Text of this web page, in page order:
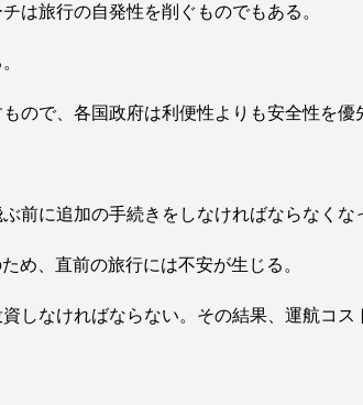
は旅行の自発性を削ぐものでもある。
で、各国政府は利便性よりも安全性を優
前に追加の手続きをしなければならなくな
め、直前の旅行には不安が生じる。
しなければならない。その結果、運航コス